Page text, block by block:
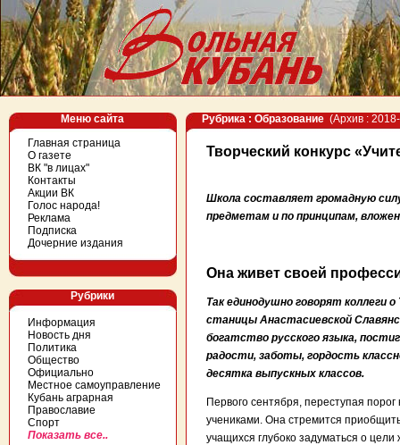
Меню сайта
Главная страница
О газете
ВК "в лицах"
Контакты
Акции ВК
Голос народа!
Реклама
Подписка
Дочерние издания
Рубрики
Информация
Новость дня
Политика
Общество
Официально
Местное самоуправление
Кубань аграрная
Православие
Спорт
Показать все..
Рубрика : Образование (Архив :
Творческий конкурс
Школа составляет громадную
предметам и по принципам,
Она живет своей
Так единодушно говорят коллеги
станицы Анастасиевской
богатство русского языка,
радости, заботы, гордость
десятка выпускных классов.
Первого сентября, переступая
учениками. Она стремится
учащихся глубоко задуматься о